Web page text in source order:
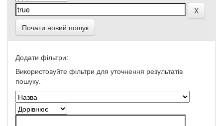
Почати новий пошук
Додати фільтри:
Використовуйте фільтри для уточнення результатів
пошуку.